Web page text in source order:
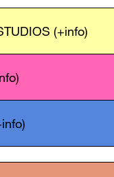
(+info)